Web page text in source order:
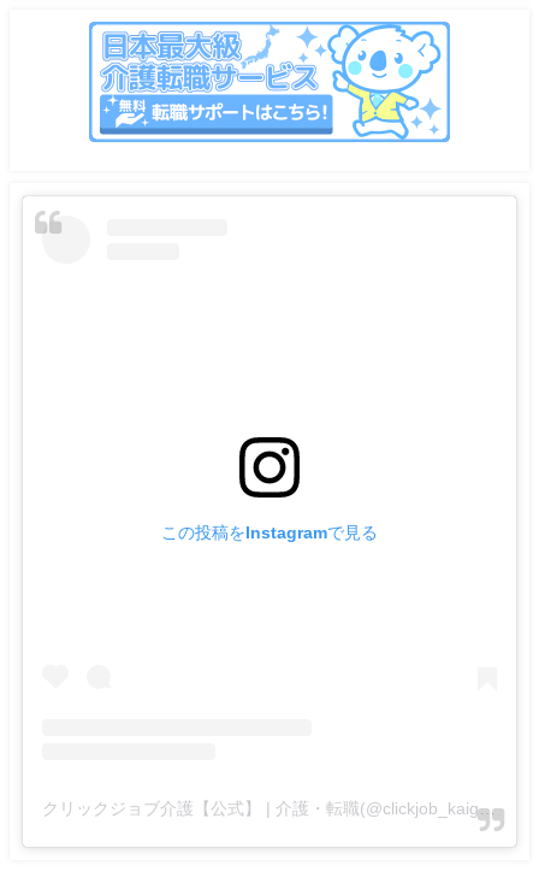
この投稿をInstagramで見る
クリックジョブ介護【公式】 | 介護・転職(@clickjob_kaigo_official)がシェアした投稿